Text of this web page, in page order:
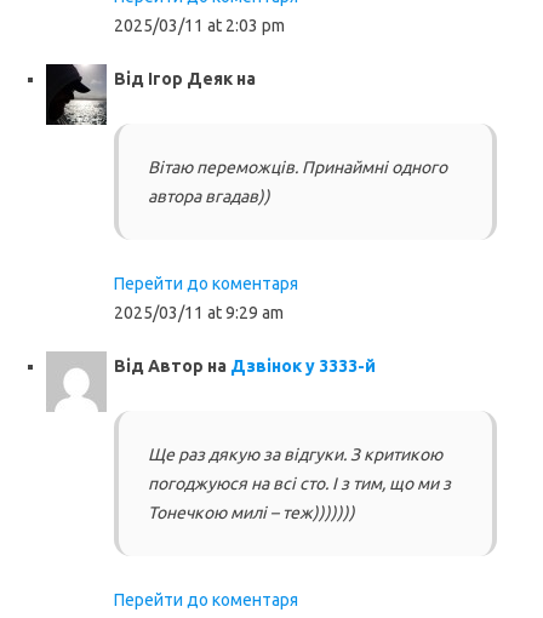
2025/03/11 at 2:03 pm
Від Ігор Деякна
Вітаю переможців. Принаймні одного
автора вгадав))
Перейти до коментаря
2025/03/11 at 9:29 am
Від Автор на Дзвінок у 3333-й
Ще раз дякую за відгуки. З критикою
погоджуюся на всі сто. І з тим, що ми з
Тонечкою милі – теж)))))))
Перейти до коментаря